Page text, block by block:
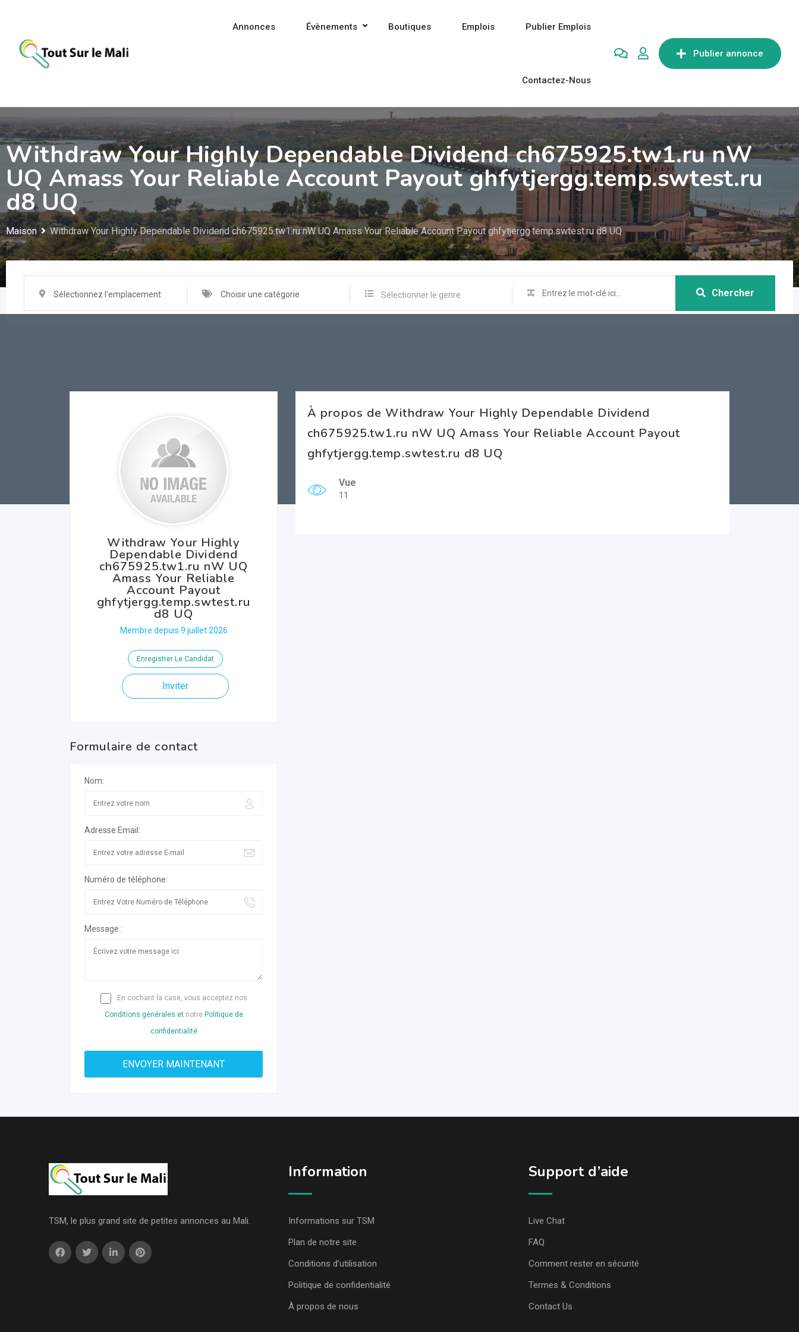
contenu
Publier annonce
Annonces Évènements Boutiques Emplois Publier Emplois
Contactez-Nous
Withdraw Your Highly Dependable Dividend ch675925.tw1.ru nW
UQ Amass Your Reliable Account Payout ghfytjergg.temp.swtest.ru
d8 UQ
Maison Withdraw Your Highly Dependable Dividend ch675925.tw1.ru nW UQ Amass Your Reliable Account Payout ghfytjergg.temp.swtest.ru d8 UQ
Sélectionnez l'emplacement Choisir une catégorie Sélectionner le genre Chercher
Withdraw Your Highly
Dependable Dividend
ch675925.tw1.ru nW UQ
Amass Your Reliable
Account Payout
ghfytjergg.temp.swtest.ru
d8 UQ
Membre depuis 9 juillet 2026
Enregistrer Le Candidat
Inviter
Formulaire de contact
Nom:
Adresse Email:
Numéro de téléphone:
Message :
En cochant la case, vous acceptez nos
Conditions générales etnotre Politique de
confidentialité
À propos de Withdraw Your Highly Dependable Dividend
ch675925.tw1.ru nW UQ Amass Your Reliable Account Payout
ghfytjergg.temp.swtest.ru d8 UQ
Vue
11
TSM, le plus grand site de petites annonces au Mali.
Information
Informations sur TSM
Plan de notre site
Conditions d’utilisation
Politique de confidentialité
À propos de nous
Support d’aide
Live Chat
FAQ
Comment rester en sécurité
Termes & Conditions
Contact Us